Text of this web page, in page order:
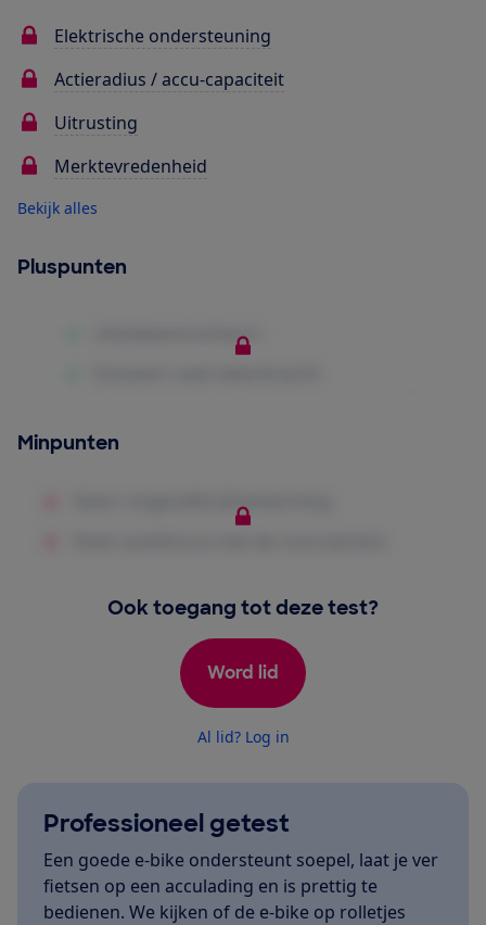
Elektrische ondersteuning
Actieradius / accu-capaciteit
Uitrusting
Merktevredenheid
Bekijk alles
Pluspunten
Minpunten
Ook toegang tot deze test?
Word lid
Al lid? Log in
Professioneel getest
Een goede e-bike ondersteunt soepel, laat je ver
fietsen op een acculading en is prettig te
bedienen. We kijken of de e-bike op rolletjes